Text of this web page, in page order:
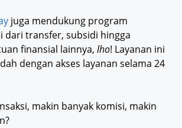
juga mendukung program
dari transfer, subsidi hingga
finansial lainnya, lho! Layanan ini
dengan akses layanan selama 24
makin banyak komisi, makin